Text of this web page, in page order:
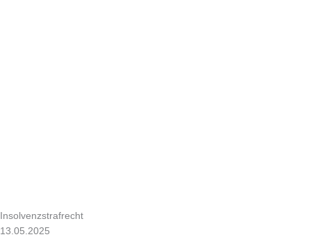
Insolvenzstrafrecht
13.05.2025